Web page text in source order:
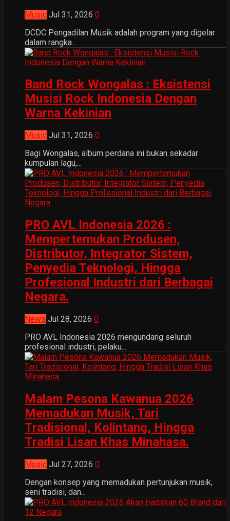
Music Jul 31, 2026 0
DCDC Pengadilan Musik adalah program yang digelar
dalam rangka...
Band Rock Wongalas : Eksistensi
Musisi Rock Indonesia Dengan
Warna Kekinian
Music Jul 31, 2026 0
Bagi Wongalas, album perdana ini bukan sekadar
kumpulan lagu,...
PRO AVL Indonesia 2026 :
Mempertemukan Produsen,
Distributor, Integrator Sistem,
Penyedia Teknologi, Hingga
Profesional Industri dari Berbagai
Negara.
News Jul 28, 2026 0
PRO AVL Indonesia 2026 mengundang seluruh
profesional industri, pelaku...
Malam Pesona Kawanua 2026
Memadukan Musik, Tari
Tradisional, Kolintang, Hingga
Tradisi Lisan Khas Minahasa.
Music Jul 27, 2026 0
Dengan konsep yang memadukan pertunjukan musik,
seni tradisi, dan...